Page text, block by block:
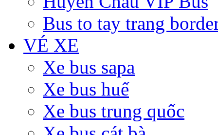
Bus to tay trang
VÉ XE
Xe bus sapa
Xe bus huế
Xe bus trung quốc